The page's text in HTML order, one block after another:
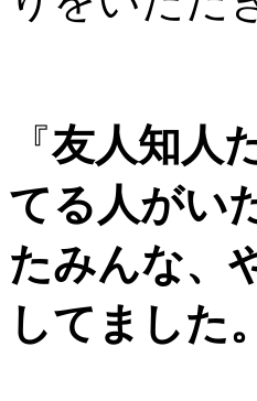
『友人知人
てる人がい
たみんな、
してました。